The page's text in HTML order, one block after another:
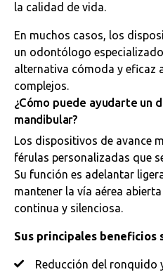
la calidad de vida.
En muchos casos, los
un odontólogo
alternativa cómoda y eficaz
complejos.
¿Cómo puede ayudarte un
mandibular?
Los dispositivos de avance
férulas personalizadas que
Su función es adelantar
mantener la vía aérea
continua y silenciosa.
Sus principales beneficios
Reducción del ronquido